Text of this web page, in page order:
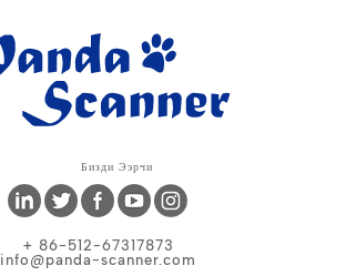
Бизди Ээрчи
+ 86-512-67317873
info@panda-scanner.com